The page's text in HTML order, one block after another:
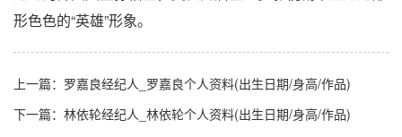
形色色的“英雄”形象。
上一篇： 罗嘉良经纪人_罗嘉良个人资料(出生日期/身高/作品)
下一篇： 林依轮经纪人_林依轮个人资料(出生日期/身高/作品)